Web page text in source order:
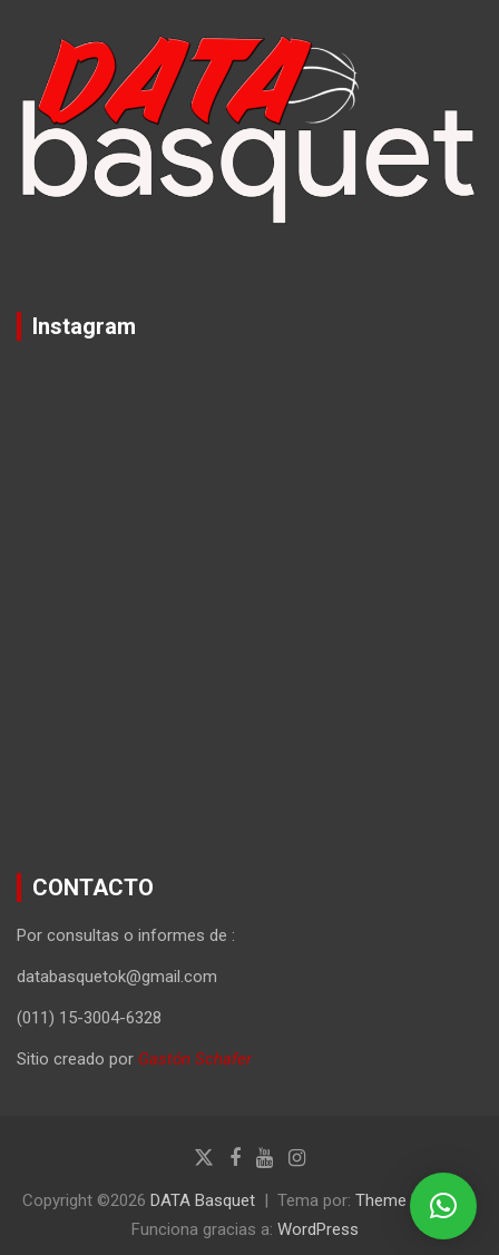
Instagram
CONTACTO
Por consultas o informes de :
databasquetok@gmail.com
(011) 15-3004-6328
Sitio creado por Gastón Schafer
Copyright ©2026 DATA Basquet Tema por: Theme Horse
Funciona gracias a: WordPress